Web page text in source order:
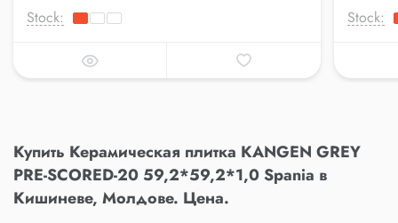
Stock: Stock:
Купить Керамическая плитка KANGEN GREY
PRE-SCORED-20 59,2*59,2*1,0 Spania в
Кишиневе, Молдове. Цена.